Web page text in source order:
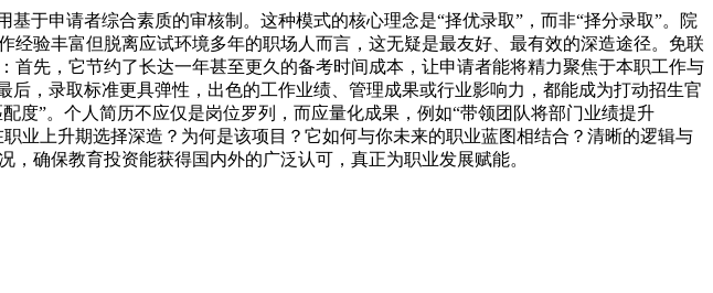
于申请者综合素质的审核制。这种模式的核心理念是“择优录取”，而非“择分录取”。院
验丰富但脱离应试环境多年的职场人而言，这无疑是最友好、最有效的深造途径。免联
先，它节约了长达一年甚至更久的备考时间成本，让申请者能将精力聚焦于本职工作与
，录取标准更具弹性，出色的工作业绩、管理成果或行业影响力，都能成为打动招生官
度”。个人简历不应仅是岗位罗列，而应量化成果，例如“带领团队将部门业绩提升
业上升期选择深造？为何是该项目？它如何与你未来的职业蓝图相结合？清晰的逻辑与
确保教育投资能获得国内外的广泛认可，真正为职业发展赋能。